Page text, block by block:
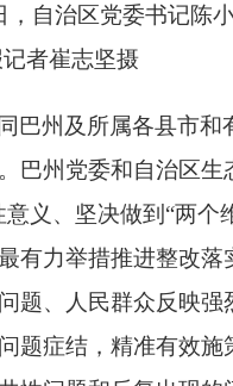
，自治区党委书记陈
者崔志坚摄
巴州及所属各县市
巴州党委和自治区
意义、坚决做到“两
有力举措推进整改
题、人民群众反映
题症结，精准有效施